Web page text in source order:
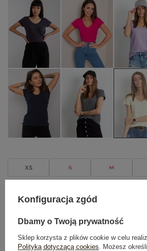
XS S M
POWIADOM O DOSTĘPNOŚCI
Konfiguracja zgód
Dbamy o Twoją prywatność
Sklep korzysta z plików cookie w celu
Polityką dotyczącą cookies . Możesz